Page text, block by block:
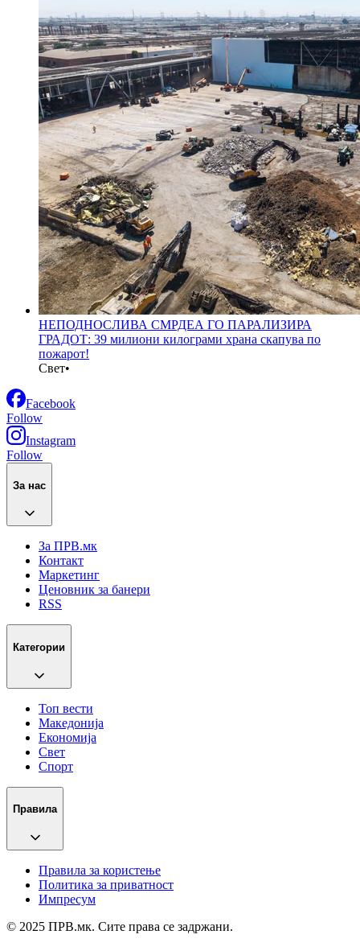
НЕПОДНОСЛИВА СМРДЕА ГО ПАРАЛИЗИРА
ГРАДОТ: 39 милиони килограми храна скапува по
пожарот!
Свет•
Facebook
Follow
Instagram
Follow
За нас
За ПРВ.мк
Контакт
Маркетинг
Ценовник за банери
RSS
Категории
Топ вести
Македонија
Економија
Свет
Спорт
Правила
Правила за користење
Политика за приватност
Импресум
© 2025 ПРВ.мк. Сите права се задржани.